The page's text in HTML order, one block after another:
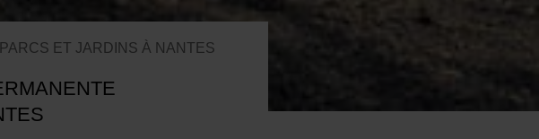
PARCS ET JARDINS À NANTES